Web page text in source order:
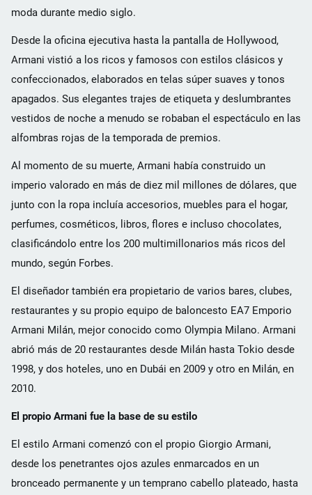
moda durante medio siglo.
Desde la oficina ejecutiva hasta la pantalla de Hollywood,
Armani vistió a los ricos y famosos con estilos clásicos y
confeccionados, elaborados en telas súper suaves y tonos
apagados. Sus elegantes trajes de etiqueta y deslumbrantes
vestidos de noche a menudo se robaban el espectáculo en las
alfombras rojas de la temporada de premios.
Al momento de su muerte, Armani había construido un
imperio valorado en más de diez mil millones de dólares, que
junto con la ropa incluía accesorios, muebles para el hogar,
perfumes, cosméticos, libros, flores e incluso chocolates,
clasificándolo entre los 200 multimillonarios más ricos del
mundo, según Forbes.
El diseñador también era propietario de varios bares, clubes,
restaurantes y su propio equipo de baloncesto EA7 Emporio
Armani Milán, mejor conocido como Olympia Milano. Armani
abrió más de 20 restaurantes desde Milán hasta Tokio desde
1998, y dos hoteles, uno en Dubái en 2009 y otro en Milán, en
2010.
El propio Armani fue la base de su estilo
El estilo Armani comenzó con el propio Giorgio Armani,
desde los penetrantes ojos azules enmarcados en un
bronceado permanente y un temprano cabello plateado, hasta